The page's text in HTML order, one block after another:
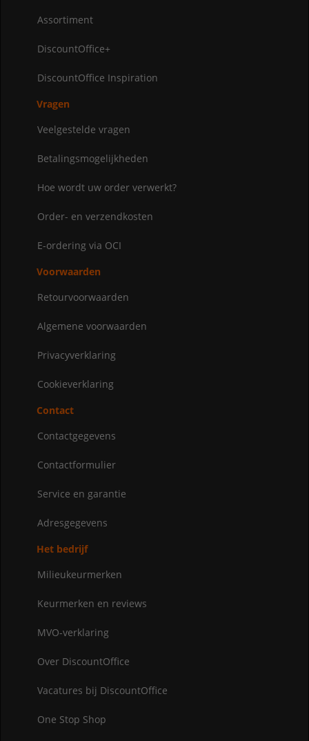
Assortiment
DiscountOffice+
DiscountOffice Inspiration
Vragen
Veelgestelde vragen
Betalingsmogelijkheden
Hoe wordt uw order verwerkt?
Order- en verzendkosten
E-ordering via OCI
Voorwaarden
Retourvoorwaarden
Algemene voorwaarden
Privacyverklaring
Cookieverklaring
Contact
Contactgegevens
Contactformulier
Service en garantie
Adresgegevens
Het bedrijf
Milieukeurmerken
Keurmerken en reviews
MVO-verklaring
Over DiscountOffice
Vacatures bij DiscountOffice
One Stop Shop